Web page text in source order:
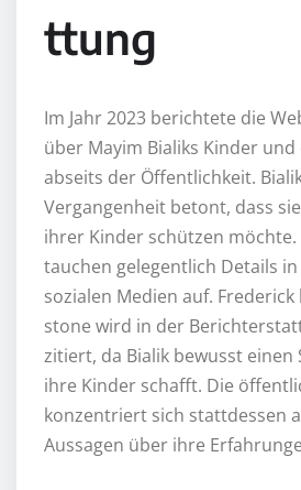
ttung
Im Jahr 2023 berichtete die
über Mayim Bialiks Kinder und
abseits der Öffentlichkeit.
Vergangenheit betont, dass
ihrer Kinder schützen möchte.
tauchen gelegentlich Details
sozialen Medien auf.
stone wird in der
zitiert, da Bialik bewusst
ihre Kinder schafft. Die
konzentriert sich stattdessen
Aussagen über ihre